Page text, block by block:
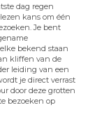
dag regen
kans om één
Je bent
bekend staan
kliffen van de
leiding van een
je direct verrast
door deze grotten
bezoeken op